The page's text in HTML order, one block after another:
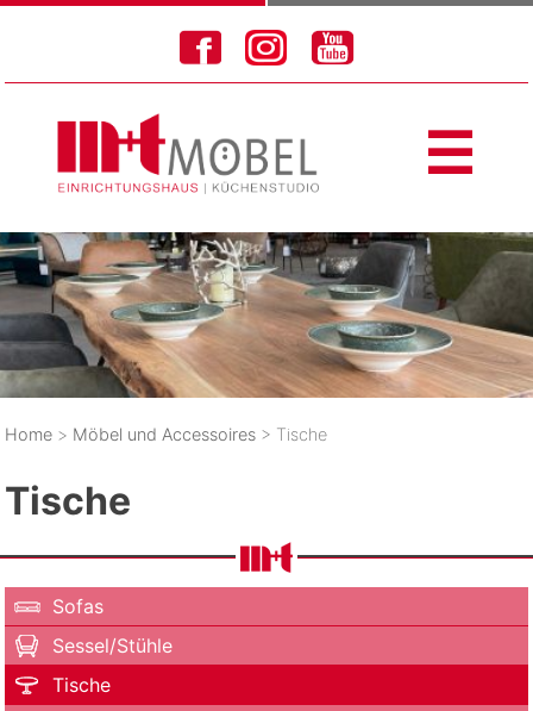
☰
Home > Möbel und Accessoires > Tische
Tische
Sofas
Sessel/Stühle
Tische